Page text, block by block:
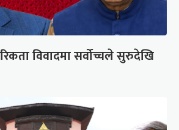
विवादमा सर्वोच्चले सुरुदेखि